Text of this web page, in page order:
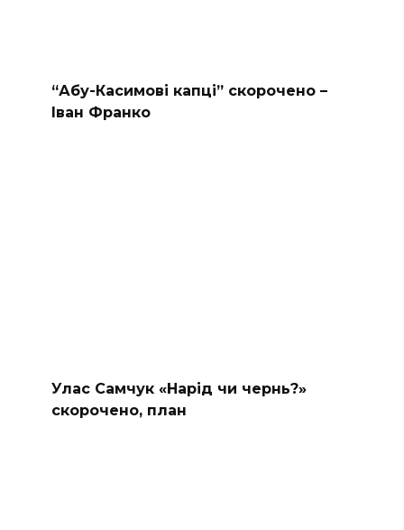
“Абу-Касимові капці” скорочено –
Іван Франко
Улас Самчук «Нарід чи чернь?»
скорочено, план